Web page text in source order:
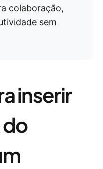
colaboração,
sem
inserir
do